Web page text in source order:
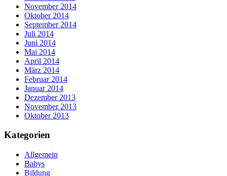
November 2014
Oktober 2014
September 2014
Juli 2014
Juni 2014
Mai 2014
April 2014
März 2014
Februar 2014
Januar 2014
Dezember 2013
November 2013
Oktober 2013
Kategorien
Allgemein
Babys
Bildung